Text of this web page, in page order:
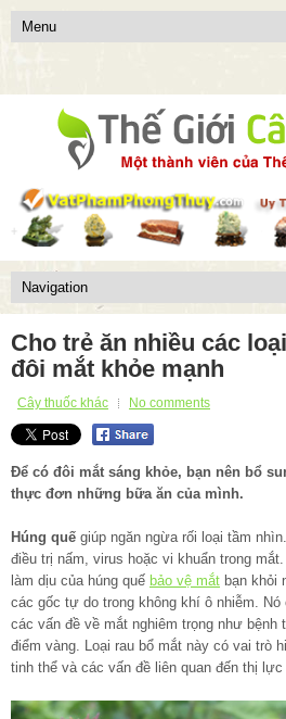
Cho trẻ ăn nhiều các
đôi mắt khỏe mạnh
Cây thuốc khác No comments
Để có đôi mắt sáng khỏe, bạn nên bổ
thực đơn những bữa ăn của mình.
Húng quế giúp ngăn ngừa rối loại tầm
điều trị nấm, virus hoặc vi khuẩn trong
làm dịu của húng quế bảo vệ mắt bạn khỏi
các gốc tự do trong không khí ô nhiễm.
các vấn đề về mắt nghiêm trọng như bệnh
điểm vàng. Loại rau bổ mắt này có vai trò
tinh thể và các vấn đề liên quan đến thị lực